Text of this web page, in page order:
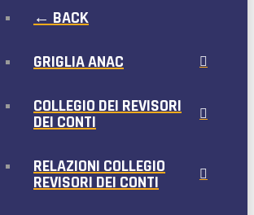
← BACK
GRIGLIA ANAC
COLLEGIO DEI REVISORI
DEI CONTI
RELAZIONI COLLEGIO
REVISORI DEI CONTI